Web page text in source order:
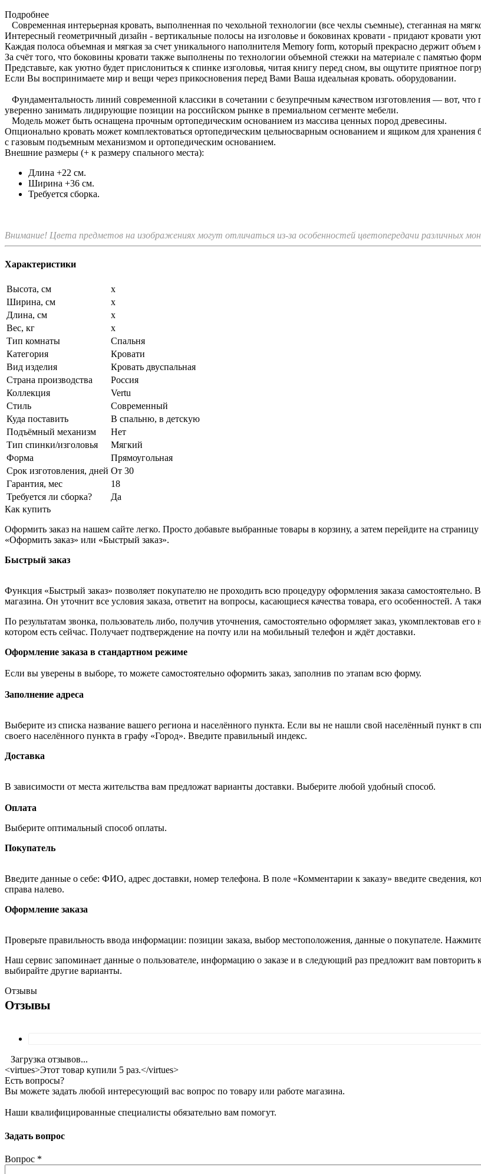
Подробнее
Современная интерьерная кровать, выполненная по чехольной технологии (все чехлы съемные), стеганная на
Интересный геометричный дизайн - вертикальные полосы на изголовье и боковинах кровати - придают кровати
Каждая полоса объемная и мягкая за счет уникального наполнителя Memory form, который прекрасно держит объем
За счёт того, что боковины кровати также выполнены по технологии объемной стежки на материале с памятью
Представьте, как уютно будет прислониться к спинке изголовья, читая книгу перед сном, вы ощутите приятное
Если Вы воспринимаете мир и вещи через прикосновения перед Вами Ваша идеальная кровать. оборудовании.
Фундаментальность линий современной классики в сочетании с безупречным качеством изготовления — вот, что
уверенно занимать лидирующие позиции на российском рынке в премиальном сегменте мебели.
Модель может быть оснащена прочным ортопедическим основанием из массива ценных пород древесины.
Опционально кровать может комплектоваться ортопедическим цельносварным основанием и ящиком для хранения
с газовым подъемным механизмом и ортопедическим основанием.
Внешние размеры (+ к размеру спального места):
Длина +22 см.
Ширина +36 см.
Требуется сборка.
Внимание! Цвета предметов на изображениях могут отличаться из-за особенностей цветопередачи различных
Характеристики
Высота, см
х
Ширина, см
х
Длина, см
х
Вес, кг
х
Тип комнаты
Спальня
Категория
Кровати
Вид изделия
Кровать двуспальная
Страна производства
Россия
Коллекция
Vertu
Стиль
Современный
Куда поставить
В спальню, в детскую
Подъёмный механизм
Нет
Тип спинки/изголовья
Мягкий
Форма
Прямоугольная
Срок изготовления, дней От 30
Гарантия, мес
18
Требуется ли сборка?
Да
Как купить
Оформить заказ на нашем сайте легко. Просто добавьте выбранные товары в корзину, а затем перейдите на
«Оформить заказ» или «Быстрый заказ».
Быстрый заказ
Функция «Быстрый заказ» позволяет покупателю не проходить всю процедуру оформления заказа самостоятельно.
магазина. Он уточнит все условия заказа, ответит на вопросы, касающиеся качества товара, его особенностей. А
По результатам звонка, пользователь либо, получив уточнения, самостоятельно оформляет заказ, укомплектовав
котором есть сейчас. Получает подтверждение на почту или на мобильный телефон и ждёт доставки.
Оформление заказа в стандартном режиме
Если вы уверены в выборе, то можете самостоятельно оформить заказ, заполнив по этапам всю форму.
Заполнение адреса
Выберите из списка название вашего региона и населённого пункта. Если вы не нашли свой населённый пункт в
своего населённого пункта в графу «Город». Введите правильный индекс.
Доставка
В зависимости от места жительства вам предложат варианты доставки. Выберите любой удобный способ.
Оплата
Выберите оптимальный способ оплаты.
Покупатель
Введите данные о себе: ФИО, адрес доставки, номер телефона. В поле «Комментарии к заказу» введите сведения,
справа налево.
Оформление заказа
Проверьте правильность ввода информации: позиции заказа, выбор местоположения, данные о покупателе.
Наш сервис запоминает данные о пользователе, информацию о заказе и в следующий раз предложит вам повторить
выбирайте другие варианты.
Отзывы
Отзывы
Загрузка отзывов...
<virtues>Этот товар купили 5 раз.</virtues>
Есть вопросы?
Вы можете задать любой интересующий вас вопрос по товару или работе магазина.
Наши квалифицированные специалисты обязательно вам помогут.
Задать вопрос
Вопрос *